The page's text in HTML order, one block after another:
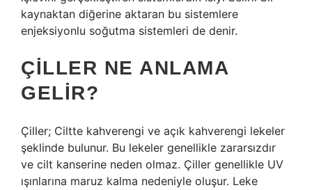
kaynaktan diğerine aktaran bu sistemlere
enjeksiyonlu soğutma sistemleri de denir.
ÇILLER NE ANLAMA
GELIR?
Çiller; Ciltte kahverengi ve açık kahverengi lekeler
şeklinde bulunur. Bu lekeler genellikle zararsızdır
ve cilt kanserine neden olmaz. Çiller genellikle UV
ışınlarına maruz kalma nedeniyle oluşur. Leke